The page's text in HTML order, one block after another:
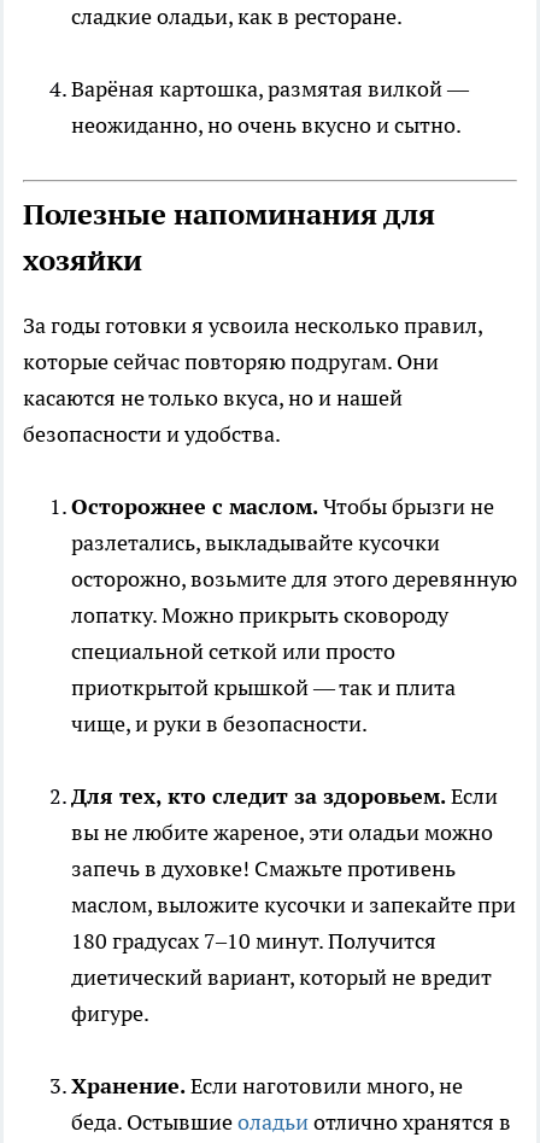
сладкие оладьи, как в ресторане.
Варёная картошка, размятая вилкой —
неожиданно, но очень вкусно и сытно.
Полезные напоминания для
хозяйки
За годы готовки я усвоила несколько правил,
которые сейчас повторяю подругам. Они
касаются не только вкуса, но и нашей
безопасности и удобства.
Осторожнее с маслом.Чтобы брызги не
разлетались, выкладывайте кусочки
осторожно, возьмите для этого деревянную
лопатку. Можно прикрыть сковороду
специальной сеткой или просто
приоткрытой крышкой — так и плита
чище, и руки в безопасности.
Для тех, кто следит за здоровьем.Если
вы не любите жареное, эти оладьи можно
запечь в духовке! Смажьте противень
маслом, выложите кусочки и запекайте при
180 градусах 7–10 минут. Получится
диетический вариант, который не вредит
фигуре.
Хранение.Если наготовили много, не
беда. Остывшиеоладьиотлично хранятся в